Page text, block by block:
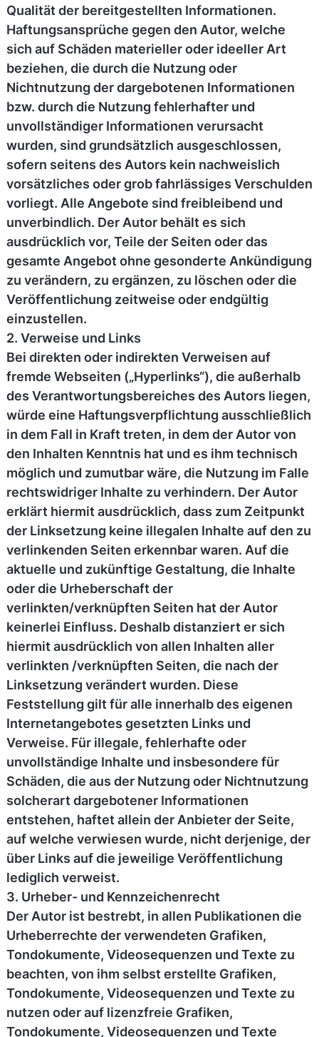
Qualität der bereitgestellten Informationen.
Haftungsansprüche gegen den Autor, welche
sich auf Schäden materieller oder ideeller Art
beziehen, die durch die Nutzung oder
Nichtnutzung der dargebotenen Informationen
bzw. durch die Nutzung fehlerhafter und
unvollständiger Informationen verursacht
wurden, sind grundsätzlich ausgeschlossen,
sofern seitens des Autors kein nachweislich
vorsätzliches oder grob fahrlässiges Verschulden
vorliegt. Alle Angebote sind freibleibend und
unverbindlich. Der Autor behält es sich
ausdrücklich vor, Teile der Seiten oder das
gesamte Angebot ohne gesonderte Ankündigung
zu verändern, zu ergänzen, zu löschen oder die
Veröffentlichung zeitweise oder endgültig
einzustellen.
2. Verweise und Links
Bei direkten oder indirekten Verweisen auf
fremde Webseiten („Hyperlinks“), die außerhalb
des Verantwortungsbereiches des Autors liegen,
würde eine Haftungsverpflichtung ausschließlich
in dem Fall in Kraft treten, in dem der Autor von
den Inhalten Kenntnis hat und es ihm technisch
möglich und zumutbar wäre, die Nutzung im Falle
rechtswidriger Inhalte zu verhindern. Der Autor
erklärt hiermit ausdrücklich, dass zum Zeitpunkt
der Linksetzung keine illegalen Inhalte auf den zu
verlinkenden Seiten erkennbar waren. Auf die
aktuelle und zukünftige Gestaltung, die Inhalte
oder die Urheberschaft der
verlinkten/verknüpften Seiten hat der Autor
keinerlei Einfluss. Deshalb distanziert er sich
hiermit ausdrücklich von allen Inhalten aller
verlinkten /verknüpften Seiten, die nach der
Linksetzung verändert wurden. Diese
Feststellung gilt für alle innerhalb des eigenen
Internetangebotes gesetzten Links und
Verweise. Für illegale, fehlerhafte oder
unvollständige Inhalte und insbesondere für
Schäden, die aus der Nutzung oder Nichtnutzung
solcherart dargebotener Informationen
entstehen, haftet allein der Anbieter der Seite,
auf welche verwiesen wurde, nicht derjenige, der
über Links auf die jeweilige Veröffentlichung
lediglich verweist.
3. Urheber- und Kennzeichenrecht
Der Autor ist bestrebt, in allen Publikationen die
Urheberrechte der verwendeten Grafiken,
Tondokumente, Videosequenzen und Texte zu
beachten, von ihm selbst erstellte Grafiken,
Tondokumente, Videosequenzen und Texte zu
nutzen oder auf lizenzfreie Grafiken,
Tondokumente, Videosequenzen und Texte